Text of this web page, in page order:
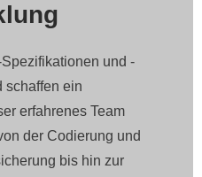
und -
schaffen ein
erfahrenes Team
der Codierung und
bis hin zur